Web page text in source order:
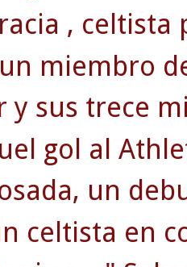
, celtista
miembro
y sus trece
gol al
un
celtista en